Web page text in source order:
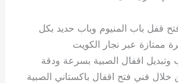
قفل باب المنيوم وباب حديد بكل
ممتازة عبر نجار الكويت
وتبديل اقفال الصبية بسرعة ودقة
خلال فني فتح اقفال باكستاني الصبية